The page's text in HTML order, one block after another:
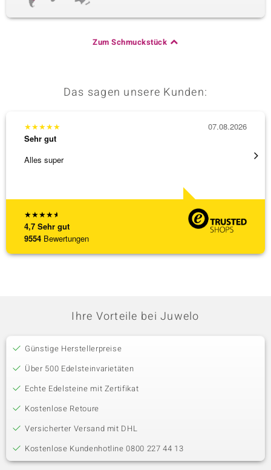
Zum Schmuckstück
Das sagen unsere Kunden:
★★★★★
4,7 Sehr gut
9554 Bewertungen
★★★★★
Sehr gut
Alles super
07.08.2026
Ihre Vorteile bei Juwelo
Günstige Herstellerpreise
Über 500 Edelsteinvarietäten
Echte Edelsteine mit Zertifikat
Kostenlose Retoure
Versicherter Versand mit DHL
Kostenlose Kundenhotline 0800 227 44 13